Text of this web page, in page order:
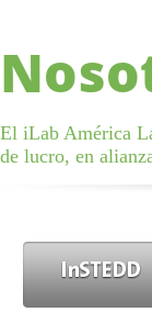
El iLab América
de lucro, en